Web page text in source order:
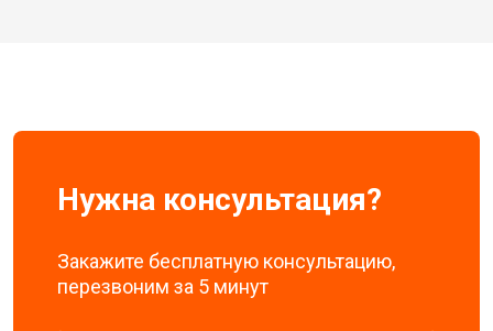
Нужна консультация?
Закажите бесплатную консультацию,
перезвоним за 5 минут